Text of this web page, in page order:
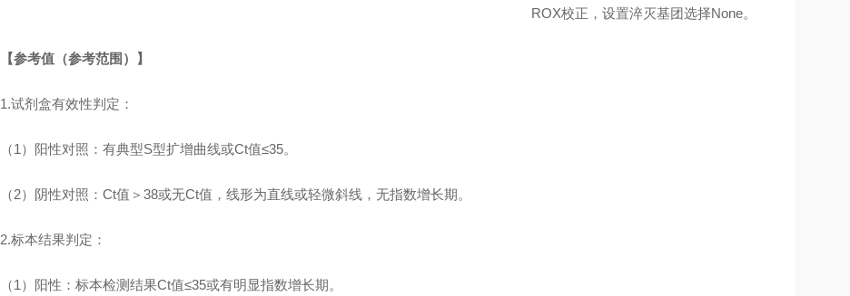
ROX校正，设置淬灭基团选择None。
【参考值（参考范围）】
1.试剂盒有效性判定：
（1）阳性对照：有典型S型扩增曲线或Ct值≤35。
（2）阴性对照：Ct值＞38或无Ct值，线形为直线或轻微斜线，无指数增长期。
2.标本结果判定：
（1）阳性：标本检测结果Ct值≤35或有明显指数增长期。